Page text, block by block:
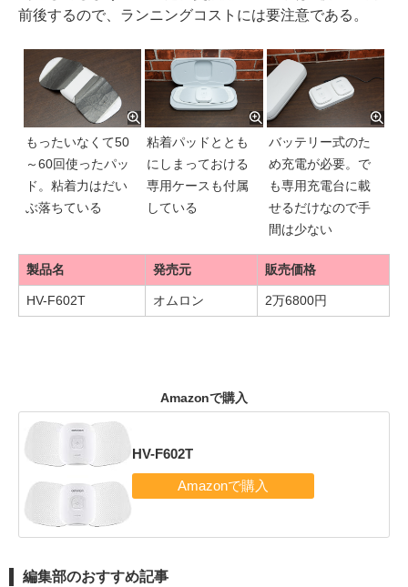
前後するので、ランニングコストには要注意である。
もったいなくて50
～60回使ったパッ
ド。粘着力はだい
ぶ落ちている
粘着パッドととも
にしまっておける
専用ケースも付属
している
バッテリー式のた
め充電が必要。で
も専用充電台に載
せるだけなので手
間は少ない
製品名 発売元 販売価格
HV-F602T オムロン 2万6800円
Amazonで購入
HV-F602T
編集部のおすすめ記事